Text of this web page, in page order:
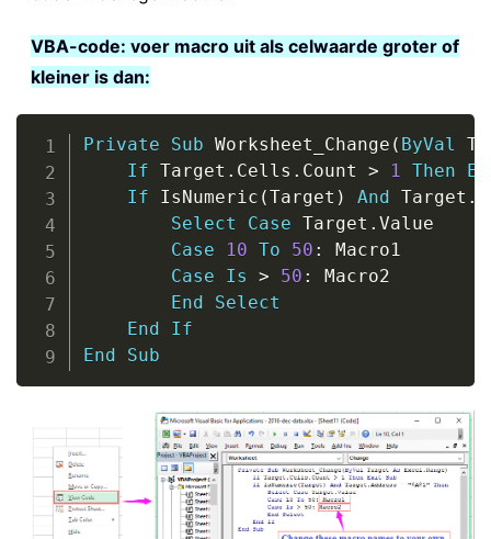
VBA-code: voer macro uit als celwaarde groter of
kleiner is dan:
Private Sub Worksheet_Change ( ByVal
If Target . Cells . Count > 1 Then
If IsNumeric (Target ) And Target .
Select
Case Target . Value
Case
10 To 50 :
Macro1
Case
Is > 50 :
Macro2
End
Select
End
If
End
Sub
Copy